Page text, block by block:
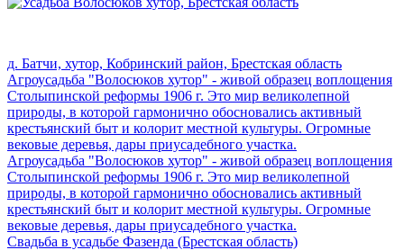
д. Батчи, хутор, Кобринский район, Брестская область
Агроусадьба "Волосюков хутор" - живой образец воплощения
Столыпинской реформы 1906 г. Это мир великолепной
природы, в которой гармонично обосновались активный
крестьянский быт и колорит местной культуры. Огромные
вековые деревья, дары приусадебного участка.
Агроусадьба "Волосюков хутор" - живой образец воплощения
Столыпинской реформы 1906 г. Это мир великолепной
природы, в которой гармонично обосновались активный
крестьянский быт и колорит местной культуры. Огромные
вековые деревья, дары приусадебного участка.
Свадьба в усадьбе Фазенда (Брестская область)